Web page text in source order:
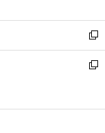
開
く
ウ
で
開
く
ン
ド
ウ
で
ウ
ィ
ン
ド
開
新
し
い
ン
新
ウ